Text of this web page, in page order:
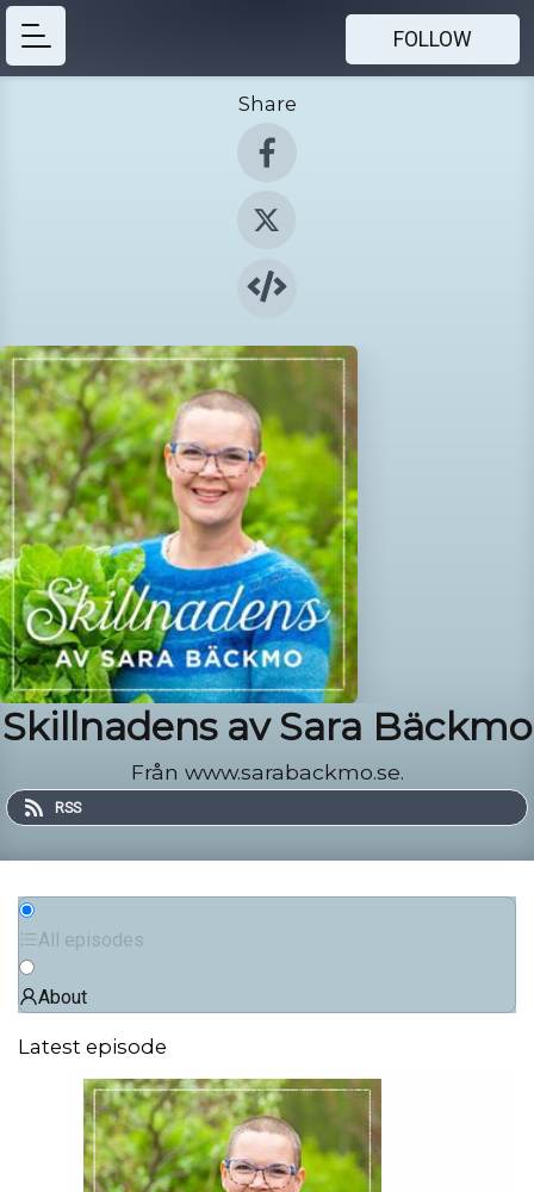
FOLLOW
Share
Skillnadens av Sara Bäckmo
Från www.sarabackmo.se.
RSS
All episodes
About
Latest episode